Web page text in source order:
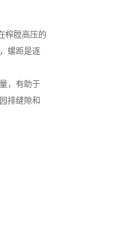
榨膛高压的
螺距是逐
，有助于
排缝隙和